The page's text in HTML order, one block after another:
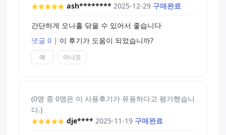
ash******** 2025-12-29 구매완료
간단하게 오나홀 닦을 수 있어서 좋습니다
댓글 0 | 이 후기가 도움이 되었습니까?
예 아니오
(0명 중 0명은 이 사용후기가 유용하다고 평가했습니
다.)
dje**** 2025-11-19 구매완료